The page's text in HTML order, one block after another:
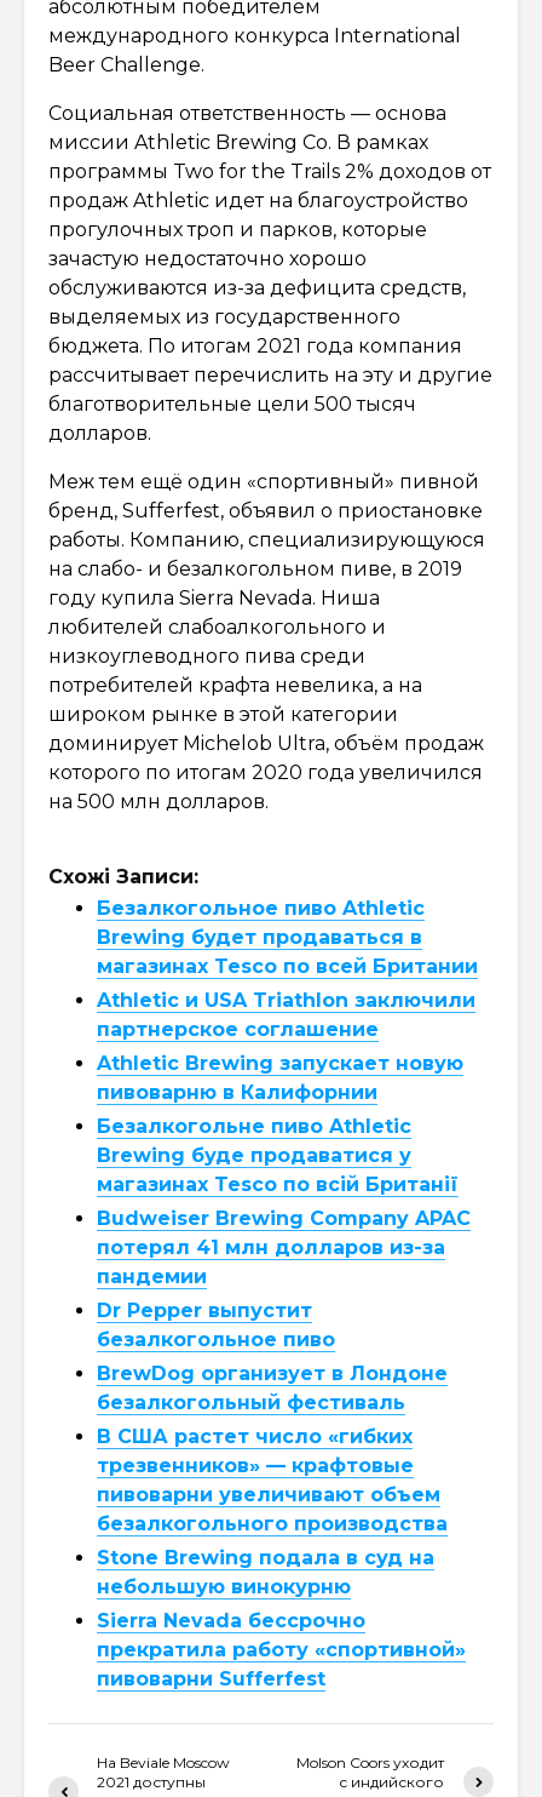
абсолютным победителем
международного конкурса International
Beer Challenge.
Социальная ответственность — основа
миссии Athletic Brewing Co. В рамках
программы Two for the Trails 2% доходов от
продаж Athletic идет на благоустройство
прогулочных троп и парков, которые
зачастую недостаточно хорошо
обслуживаются из-за дефицита средств,
выделяемых из государственного
бюджета. По итогам 2021 года компания
рассчитывает перечислить на эту и другие
благотворительные цели 500 тысяч
долларов.
Меж тем ещё один «спортивный» пивной
бренд, Sufferfest, объявил о приостановке
работы. Компанию, специализирующуюся
на слабо- и безалкогольном пиве, в 2019
году купила Sierra Nevada. Ниша
любителей слабоалкогольного и
низкоуглеводного пива среди
потребителей крафта невелика, а на
широком рынке в этой категории
доминирует Michelob Ultra, объём продаж
которого по итогам 2020 года увеличился
на 500 млн долларов.
Схожі Записи:
Безалкогольное пиво Athletic
Brewing будет продаваться в
магазинах Tesco по всей Британии
Athletic и USA Triathlon заключили
партнерское соглашение
Athletic Brewing запускает новую
пивоварню в Калифорнии
Безалкогольне пиво Athletic
Brewing буде продаватися у
магазинах Tesco по всій Британії
Budweiser Brewing Company APAC
потерял 41 млн долларов из-за
пандемии
Dr Pepper выпустит
безалкогольное пиво
BrewDog организует в Лондоне
безалкогольный фестиваль
В США растет число «гибких
трезвенников» — крафтовые
пивоварни увеличивают объем
безалкогольного производства
Stone Brewing подала в суд на
небольшую винокурню
Sierra Nevada бессрочно
прекратила работу «спортивной»
пивоварни Sufferfest
На Beviale Moscow
2021 доступны
Molson Coors уходит
с индийского